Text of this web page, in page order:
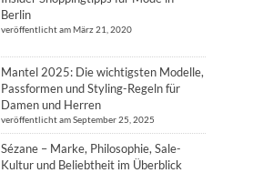
Berlin
veröffentlicht am März 21, 2020
Mantel 2025: Die wichtigsten Modelle,
Passformen und Styling-Regeln für
Damen und Herren
veröffentlicht am September 25, 2025
Sézane – Marke, Philosophie, Sale-
Kultur und Beliebtheit im Überblick